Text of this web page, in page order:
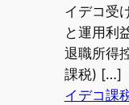
イデコ受
と運用利
退職所得
課税) […]
イデコ課